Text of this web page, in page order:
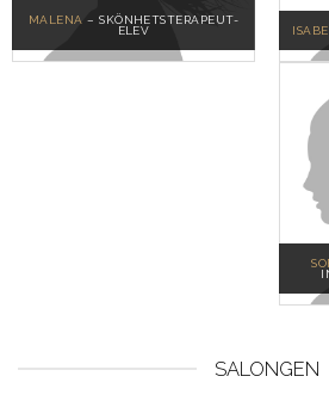
MALENA – SKÖNHETSTERAPEUT-
ELEV
SALONGEN